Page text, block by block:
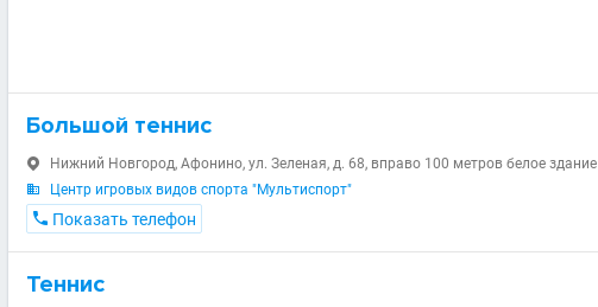
Большой теннис
 Нижний Новгород, Афонино, ул. Зеленая, д. 68, вправо 100 метров белое здание

Центр игровых видов спорта "Мультиспорт"
 Показать телефон
Теннис